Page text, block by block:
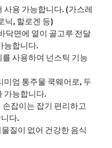
사용 가능합니다. (가스레
닉, 할로겐 등)
닥면에 열이 골고루 전달
능합니다.
사용하여 넌스틱 기능
미엄 통주물 쿡웨어로, 두
가능합니다.
잡이는 잡기 편리하고
다.
질이 없어 건강한 음식